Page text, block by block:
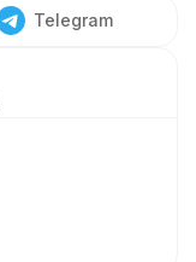
Telegram